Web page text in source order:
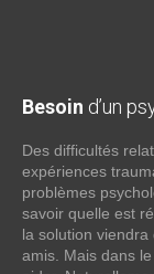
Besoin d’un
Des difficultés
expériences
problèmes
savoir quelle est
la solution
amis. Mais dans